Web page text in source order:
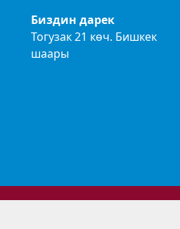
Биздин дарек
Тогузак 21 көч. Бишкек
шаары